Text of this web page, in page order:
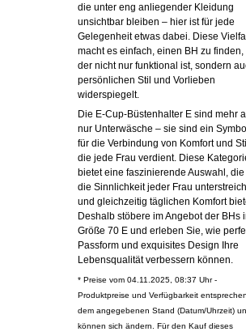
die unter eng anliegender Kleidung
unsichtbar bleiben – hier ist für jede
Gelegenheit etwas dabei. Diese
macht es einfach, einen BH zu finden,
der nicht nur funktional ist, sondern
persönlichen Stil und Vorlieben
widerspiegelt.
Die E-Cup-Büstenhalter E sind mehr
nur Unterwäsche – sie sind ein Symbol
für die Verbindung von Komfort und
die jede Frau verdient. Diese
bietet eine faszinierende Auswahl, die
die Sinnlichkeit jeder Frau
und gleichzeitig täglichen Komfort
Deshalb stöbere im Angebot der BHs
Größe 70 E und erleben Sie, wie
Passform und exquisites Design Ihre
Lebensqualität verbessern können.
* Preise vom 04.11.2025, 08:37 Uhr -
Produktpreise und Verfügbarkeit entsprechen
dem angegebenen Stand (Datum/Uhrzeit)
können sich ändern. Für den Kauf dieses